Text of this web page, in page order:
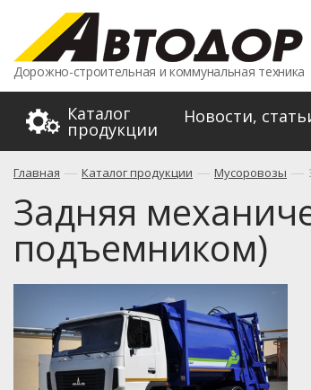
Дорожно-строительная и коммунальная техника
Каталог
продукции
Новости,
Главная — Каталог продукции — Мусоровозы —
Задняя
подъемником)